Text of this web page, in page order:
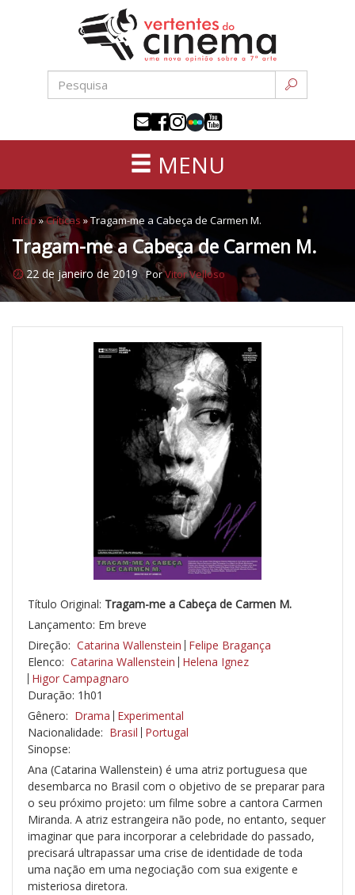
conteúdo
sétima
MENU
Início »Críticas »Tragam-me a Cabeça de Carmen M.
Tragam-me a Cabeça de Carmen M.
22 de janeiro de 2019 PorVitor Velloso
Título Original: Tragam-me a Cabeça de Carmen M.
Lançamento: Em breve
Direção: Catarina Wallenstein Felipe Bragança
Elenco: Catarina Wallenstein Helena Ignez
Higor Campagnaro
Duração: 1h01
Gênero: Drama Experimental
Nacionalidade: Brasil Portugal
Sinopse:
Ana (Catarina Wallenstein) é uma atriz portuguesa que
desembarca no Brasil com o objetivo de se preparar para
o seu próximo projeto: um filme sobre a cantora Carmen
Miranda. A atriz estrangeira não pode, no entanto, sequer
imaginar que para incorporar a celebridade do passado,
precisará ultrapassar uma crise de identidade de toda
uma nação em uma negociação com sua exigente e
misteriosa diretora.